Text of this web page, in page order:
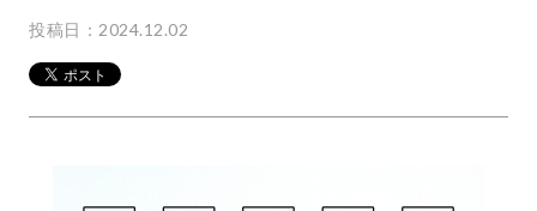
投稿日：2024.12.02